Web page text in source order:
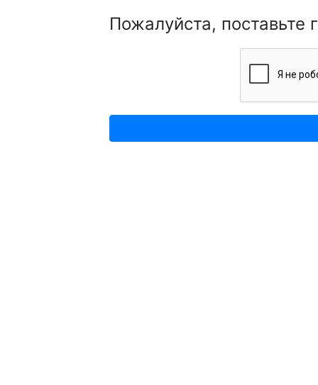
Пожалуйста, поставьте